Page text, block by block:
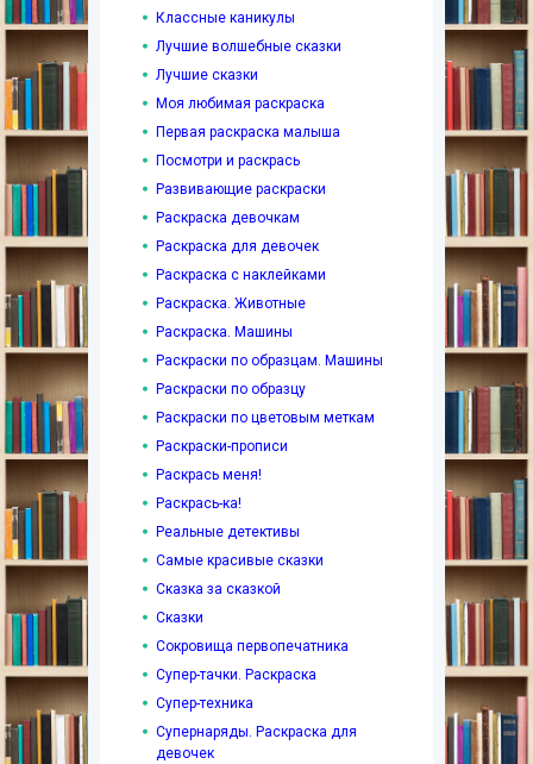
Классные каникулы
Лучшие волшебные сказки
Лучшие сказки
Моя любимая раскраска
Первая раскраска малыша
Посмотри и раскрась
Развивающие раскраски
Раскраска девочкам
Раскраска для девочек
Раскраска с наклейками
Раскраска. Животные
Раскраска. Машины
Раскраски по образцам. Машины
Раскраски по образцу
Раскраски по цветовым меткам
Раскраски-прописи
Раскрась меня!
Раскрась-ка!
Реальные детективы
Самые красивые сказки
Сказка за сказкой
Сказки
Сокровища первопечатника
Супер-тачки. Раскраска
Супер-техника
Супернаряды. Раскраска для
девочек